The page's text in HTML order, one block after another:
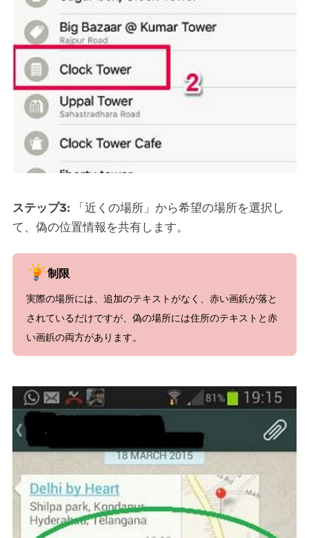
ステップ3:
「近くの場所」から希望の場所を選択し
て、偽の位置情報を共有します。
制限
実際の場所には、追加のテキストがなく、赤い画鋲が落と
されているだけですが、偽の場所には住所のテキストと赤
い画鋲の両方があります。